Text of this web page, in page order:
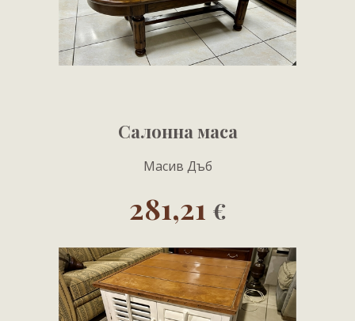
Салонна маса
Масив Дъб
281,21 €